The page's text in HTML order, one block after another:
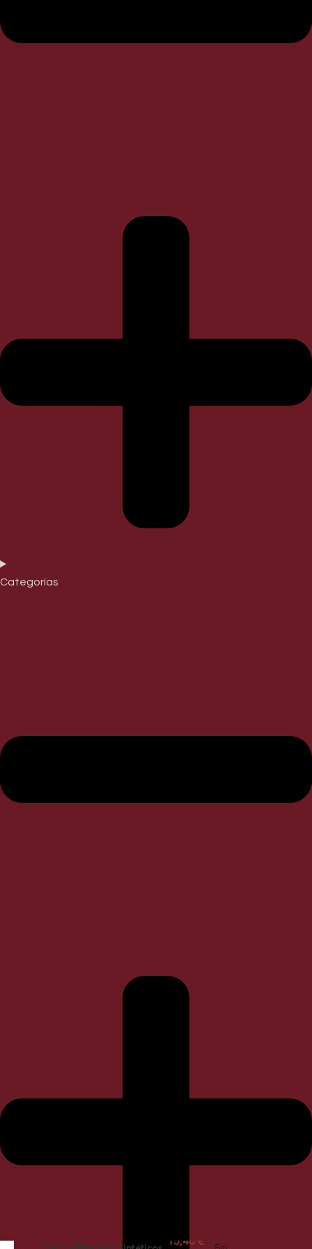
Categorías
15,40 €